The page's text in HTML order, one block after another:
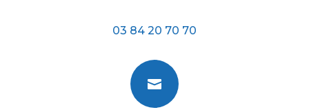
03 84 20 70 70
